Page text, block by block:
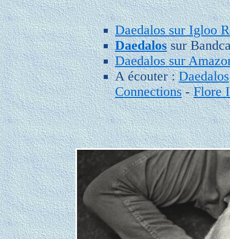
Daedalos sur Igloo
Daedalossur
Daedalos sur
A écouter :Daedalos
Connections-Flore